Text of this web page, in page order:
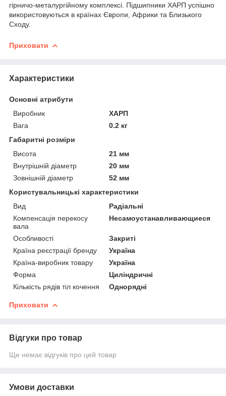
гірничо-металургійному комплексі. Підшипники ХАРП успішно
використовуються в країнах Європи, Африки та Близького
Сходу.
Приховати
Характеристики
Основні атрибути
Виробник
ХАРП
Вага
0.2 кг
Габаритні розміри
Висота
21 мм
Внутрішній діаметр
20 мм
Зовнішній діаметр
52 мм
Користувальницькі характеристики
Вид
Радіальні
Компенсація перекосу
вала
Несамоустанавливающиеся
Особливості
Закриті
Країна реєстрації бренду
Україна
Країна-виробник товару
Україна
Форма
Циліндричні
Кількість рядів тіл кочення
Однорядні
Приховати
Відгуки про товар
Ще немає відгуків про цей товар
Умови доставки